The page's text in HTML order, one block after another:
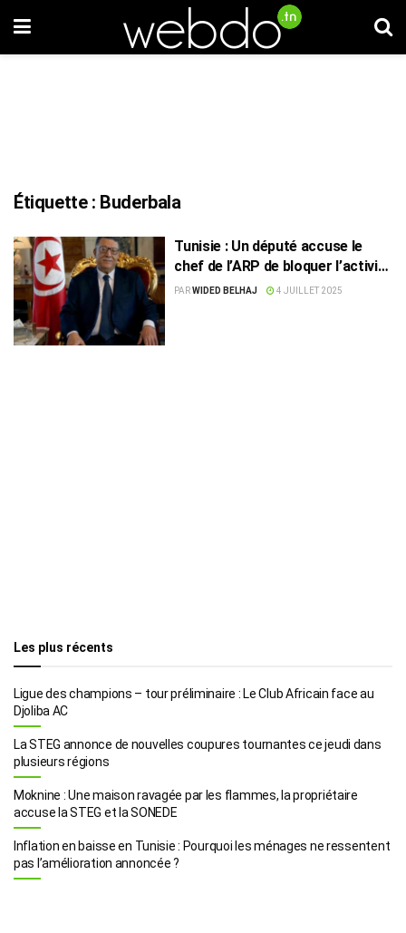
Étiquette : Buderbala
Tunisie : Un député accuse le
chef de l’ARP de bloquer l’activité
législative
PARWIDED BELHAJ 4 JUILLET 2025
Les plus récents
Ligue des champions – tour préliminaire : Le Club Africain face au
Djoliba AC
La STEG annonce de nouvelles coupures tournantes ce jeudi dans
plusieurs régions
Moknine : Une maison ravagée par les flammes, la propriétaire
accuse la STEG et la SONEDE
Inflation en baisse en Tunisie : Pourquoi les ménages ne ressentent
pas l’amélioration annoncée ?